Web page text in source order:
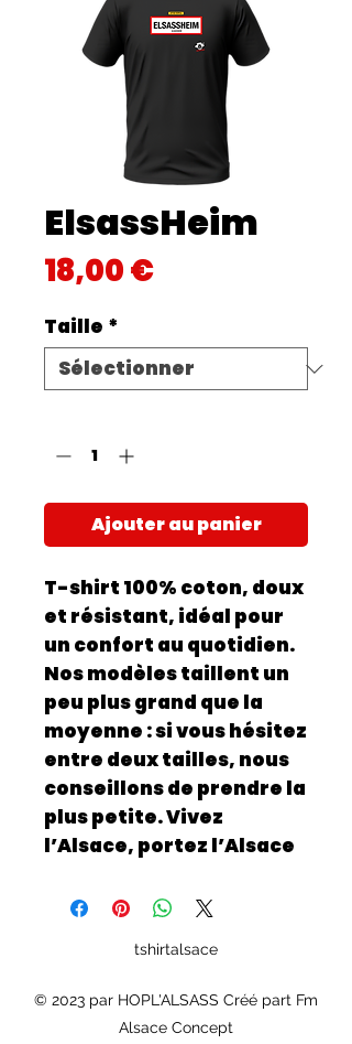
ElsassHeim
18,00 €Prix
Taille *
Ajouter au panier
T-shirt 100% coton, doux
et résistant, idéal pour
un confort au quotidien.
Nos modèles taillent un
peu plus grand que la
moyenne : si vous hésitez
entre deux tailles, nous
conseillons de prendre la
plus petite. Vivez
l’Alsace, portez l’Alsace
tshirtalsace
© 2023 par HOPL'ALSASS Créé part Fm
Alsace Concept